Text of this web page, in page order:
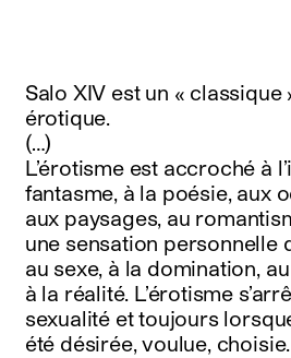
Salo XIV est un « classique
érotique.
(…)
L’érotisme est accroché à
fantasme, à la poésie, aux
aux paysages, au
une sensation personnelle
au sexe, à la domination,
à la réalité. L’érotisme
sexualité et toujours
été désirée, voulue, choisie.